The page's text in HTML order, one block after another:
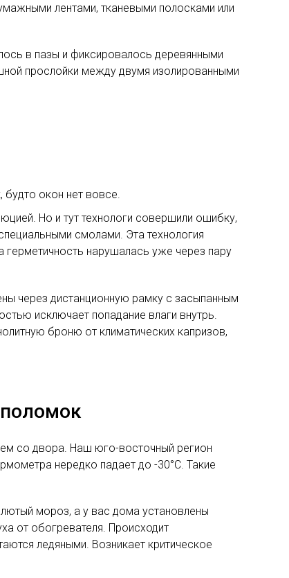
лентами, тканевыми полосками или
в пазы и фиксировалось деревянными
прослойки между двумя изолированными
окон нет вовсе.
Но и тут технологи совершили ошибку,
смолами. Эта технология
нарушалась уже через пару
через дистанционную рамку с засыпанным
исключает попадание влаги внутрь.
броню от климатических капризов,
со двора. Наш юго-восточный регион
нередко падает до -30°C. Такие
мороз, а у вас дома установлены
от обогревателя. Происходит
ледяными. Возникает критическое